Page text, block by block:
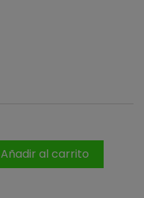
Añadir al carrito